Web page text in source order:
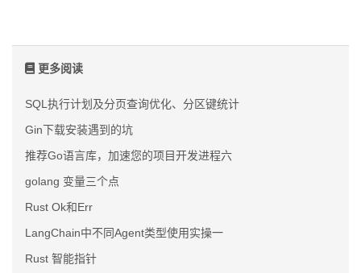
更多阅读
SQL执行计划及分页查询优化、分区键统计
Gin下载安装遇到的坑
推荐Go语言库，加速您的项目开发进程六
golang 变量三个点
Rust Ok和Err
LangChain中不同Agent类型使用实操一
Rust 智能指针